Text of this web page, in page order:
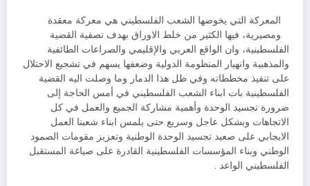
المعركة التي يخوضها الشعب الفلسطيني هي معركة معقدة
ومصيرية، فيها الكثير من خلط الاوراق بهدف تصفية القضية
الفلسطينية، وان الواقع العربي والإقليمي والصراعات الطائفية
والمذهبية وانهيار المنظومة الدولية وضعفها يسهم في تشجيع الاحتلال
على تنفيذ مخططاته وفي ظل هذا الدمار وما وصلت اليه القضية
الفلسطينية بات ابناء الشعب الفلسطيني في أمس الحاجة إلى
ضرورة تجسيد الوحدة وأهمية مشاركة الجميع والعمل في كل
الاتجاهات وبشكل عاجل وسريع حتى يلمس ابناء شعبنا العمل
الايجابي على صعيد تجسيد الوحدة الوطنية وتعزيز مقومات الصمود
الوطني وبناء المؤسسات الفلسطينية القادرة على صياغة المستقبل
الفلسطيني الواعد .